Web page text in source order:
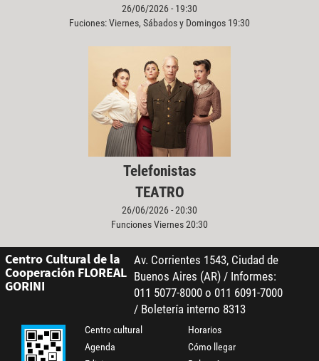
26/06/2026 - 19:30
Fuciones: Viernes, Sábados y Domingos 19:30
Telefonistas
TEATRO
26/06/2026 - 20:30
Funciones Viernes 20:30
Centro Cultural de la
Cooperación FLOREAL
GORINI
Av. Corrientes 1543, Ciudad de
Buenos Aires (AR) / Informes:
011 5077-8000 o 011 6091-7000
/ Boletería interno 8313
Centro cultural
Agenda
Horarios
Cómo llegar